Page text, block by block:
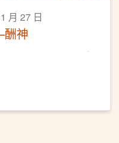
月 27 日
神